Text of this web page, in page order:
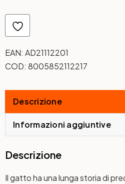
EAN: AD21112201
COD: 8005852112217
Descrizione
Informazioni aggiuntive
Descrizione
Il gatto ha una lunga storia di